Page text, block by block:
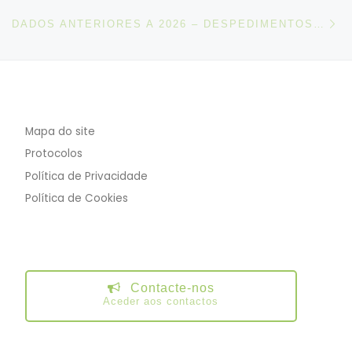
Mapa do site
Protocolos
Política de Privacidade
Política de Cookies
Contacte-nos
Aceder aos contactos